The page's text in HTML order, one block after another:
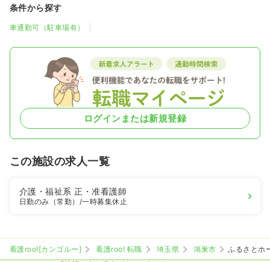
条件から探す
車通勤可（駐車場有）
ログインまたは新規登録
この施設の求人一覧
介護・福祉系正・准看護師
日勤のみ（常勤） /一時募集休止
看護roo![カンゴルー] 看護roo! 転職 埼玉県 鴻巣市
ふるさとホ